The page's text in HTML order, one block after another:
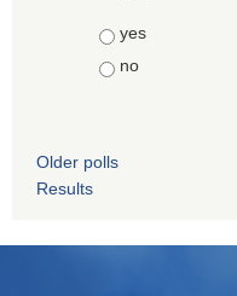
Choices
yes
no
Older polls
Results